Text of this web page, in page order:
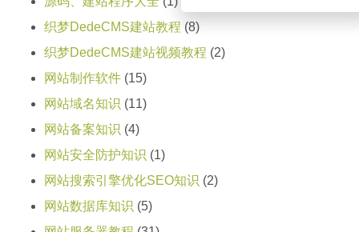
织梦DedeCMS建站教程 (8)
织梦DedeCMS建站视频教程 (2)
网站制作软件 (15)
网站域名知识 (11)
网站备案知识 (4)
网站安全防护知识 (1)
网站搜索引擎优化SEO知识 (2)
网站数据库知识 (5)